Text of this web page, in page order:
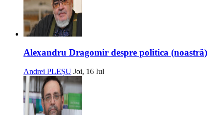
Alexandru Dragomir despre politica (noastră)
Andrei PLEȘU Joi, 16 Iul